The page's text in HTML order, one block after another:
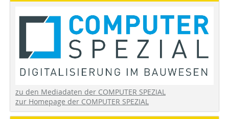
zu den Mediadaten der COMPUTER SPEZIAL
zur Homepage der COMPUTER SPEZIAL